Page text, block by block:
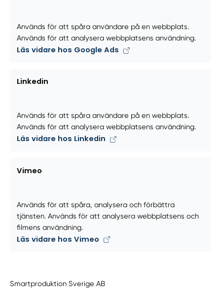
Används för att spåra användare på en webbplats.
Används för att analysera webbplatsens användning.
Läs vidare hos Google Ads
Linkedin
Används för att spåra användare på en webbplats.
Används för att analysera webbplatsens användning.
Läs vidare hos Linkedin
Vimeo
Används för att spåra, analysera och förbättra
tjänsten. Används för att analysera webbplatsens och
filmens användning.
Läs vidare hos Vimeo
Smartproduktion Sverige AB